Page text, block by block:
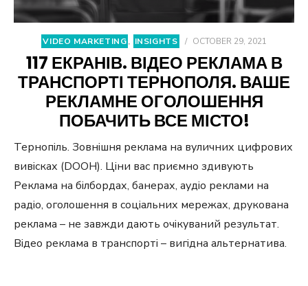
VIDEO MARKETING, INSIGHTS / OCTOBER 29, 2021
117 ЕКРАНІВ. ВІДЕО РЕКЛАМА В
ТРАНСПОРТІ ТЕРНОПОЛЯ. ВАШЕ
РЕКЛАМНЕ ОГОЛОШЕННЯ
ПОБАЧИТЬ ВСЕ МІСТО!
Тернопіль. Зовнішня реклама на вуличних цифрових
вивісках (DOOH). Ціни вас приємно здивують
Реклама на білбордах, банерах, аудіо реклами на
радіо, оголошення в соціальних мережах, друкована
реклама – не завжди дають очікуваний результат.
Відео реклама в транспорті – вигідна альтернатива.